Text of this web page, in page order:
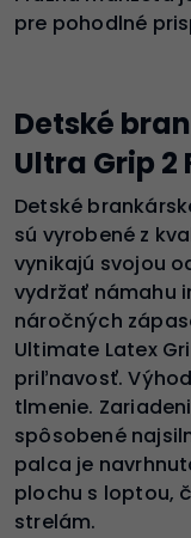
pre pohodlné
Detské
Ultra Grip 2
Detské
sú vyrobené z
vynikajú svojou
vydržať námahu
náročných
Ultimate Latex
priľnavosť.
tlmenie.
spôsobené
palca je
plochu s loptou,
strelám.